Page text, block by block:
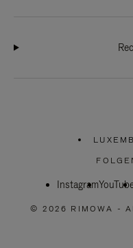
Instagram
© 2026 RIMOWA -